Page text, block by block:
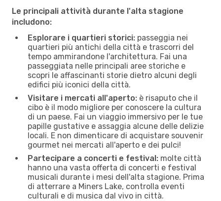
Le principali attività durante l'alta stagione
includono:
Esplorare i quartieri storici: passeggia nei
quartieri più antichi della città e trascorri del
tempo ammirandone l'architettura. Fai una
passeggiata nelle principali aree storiche e
scopri le affascinanti storie dietro alcuni degli
edifici più iconici della città.
Visitare i mercati all'aperto: è risaputo che il
cibo è il modo migliore per conoscere la cultura
di un paese. Fai un viaggio immersivo per le tue
papille gustative e assaggia alcune delle delizie
locali. E non dimenticare di acquistare souvenir
gourmet nei mercati all'aperto e dei pulci!
Partecipare a concerti e festival: molte città
hanno una vasta offerta di concerti e festival
musicali durante i mesi dell'alta stagione. Prima
di atterrare a Miners Lake, controlla eventi
culturali e di musica dal vivo in città.